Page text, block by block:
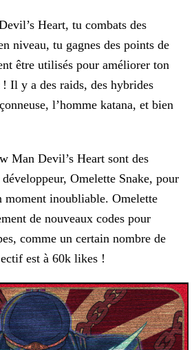
Heart, tu combats des
niveau, tu gagnes des points de
être utilisés pour améliorer ton
! Il y a des raids, des hybrides
l’homme katana, et bien
Man Devil’s Heart sont des
Omelette Snake, pour
moment inoubliable. Omelette
de nouveaux codes pour
comme un certain nombre de
est à 60k likes !